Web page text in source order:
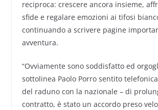
reciproca: crescere ancora insieme,
sfide e regalare emozioni ai tifosi
continuando a scrivere pagine
avventura.
“Ovviamente sono soddisfatto ed
sottolinea Paolo Porro sentito
del raduno con la nazionale – di
contratto, è stato un accordo preso